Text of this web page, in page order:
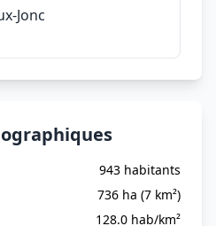
Jonc
943 habitants
736 ha (7 km²)
128.0 hab/km²